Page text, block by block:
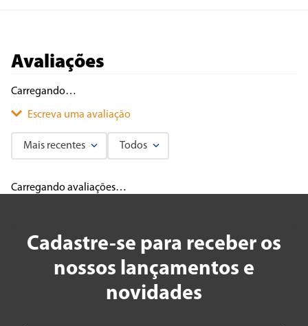
Avaliações
Carregando…
Escreva uma avaliação
Título
Avalie o produto de 1 a 5 estrelas
★★★★
Mais recentes Todos
Carregando avaliações…
Cadastre-se para receber os
nossos lançamentos e
novidades